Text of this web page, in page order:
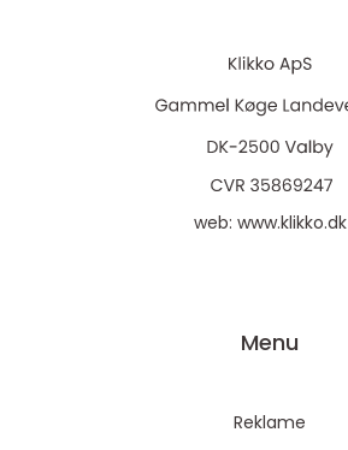
web: www.klikko.dk
Menu
Reklame